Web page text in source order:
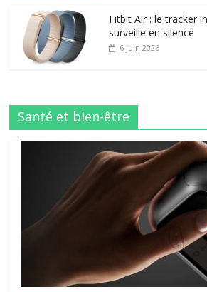
Fitbit Air : le tracker
surveille en silence
6 juin 2026
Santé et bien-être